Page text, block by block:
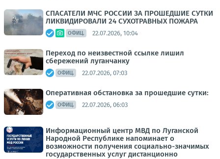
СПАСАТЕЛИ МЧС РОССИИ ЗА ПРОШЕДШИЕ СУТКИ
ЛИКВИДИРОВАЛИ 24 СУХОТРАВНЫХ ПОЖАРА
ОФИЦ. 22.07.2026, 10:04
Переход по неизвестной ссылке лишил
сбережений луганчанку
ОФИЦ. 22.07.2026, 07:03
Оперативная обстановка за прошедшие сутки:
ОФИЦ. 22.07.2026, 06:03
Информационный центр МВД по Луганской
Народной Республике напоминает о
возможности получения социально-значимых
государственных услуг дистанционно